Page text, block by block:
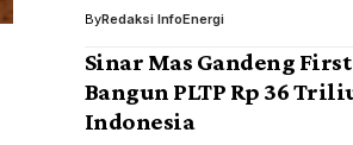
ByRedaksi InfoEnergi
Sinar Mas Gandeng
Bangun PLTP Rp 36
Indonesia